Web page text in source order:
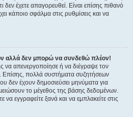
δεν έχετε απαγορευθεί. Είναι επίσης πιθανό
κάποιο σφάλμα στις ρυθμίσεις και να
αλλά δεν μπορώ να συνδεθώ πλέον!
να απενεργοποίησε ή να διέγραψε τον
Επίσης, πολλά συστήματα συζητήσεων
δεν έχουν δημοσιεύσει μηνύματα για
το μέγεθος της βάσης δεδομένων.
εγγραφείτε ξανά και να εμπλακείτε στις